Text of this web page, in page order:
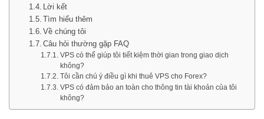
Lời kết
Tìm hiểu thêm
Về chúng tôi
Câu hỏi thường gặp FAQ
VPS có thể giúp tôi tiết kiệm thời gian trong giao dịch
không?
Tôi cần chú ý điều gì khi thuê VPS cho Forex?
VPS có đảm bảo an toàn cho thông tin tài khoản của tôi
không?